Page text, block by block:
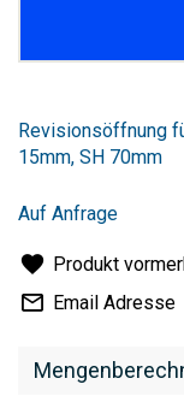
der
Bildergalerie
Revisionsöffnung
15mm, SH 70mm
Auf Anfrage
Produkt
Email Adresse